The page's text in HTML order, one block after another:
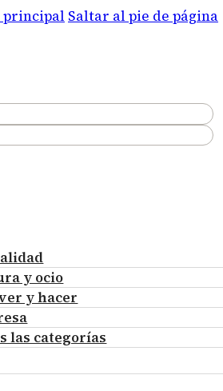
principal Saltar al pie de página
y ocio
y hacer
las categorías